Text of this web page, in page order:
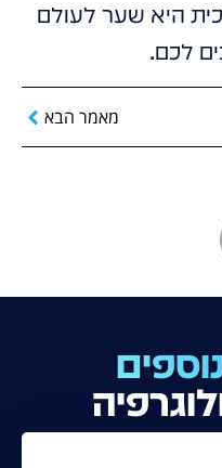
היא שער לעולם
מאמר הבא